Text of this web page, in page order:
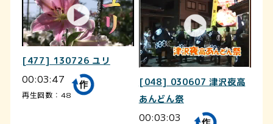
[477] 130726 ユリ
00:03:47
再生回数：48
[048] 030607 津沢夜高
あんどん祭
00:03:03